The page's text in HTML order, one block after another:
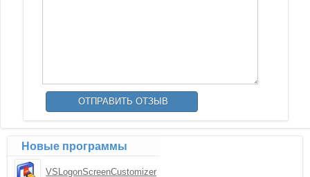
Новые программы
VSLogonScreenCustomizer